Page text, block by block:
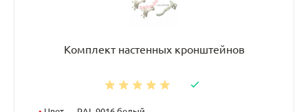
Комплект настенных кронштейнов